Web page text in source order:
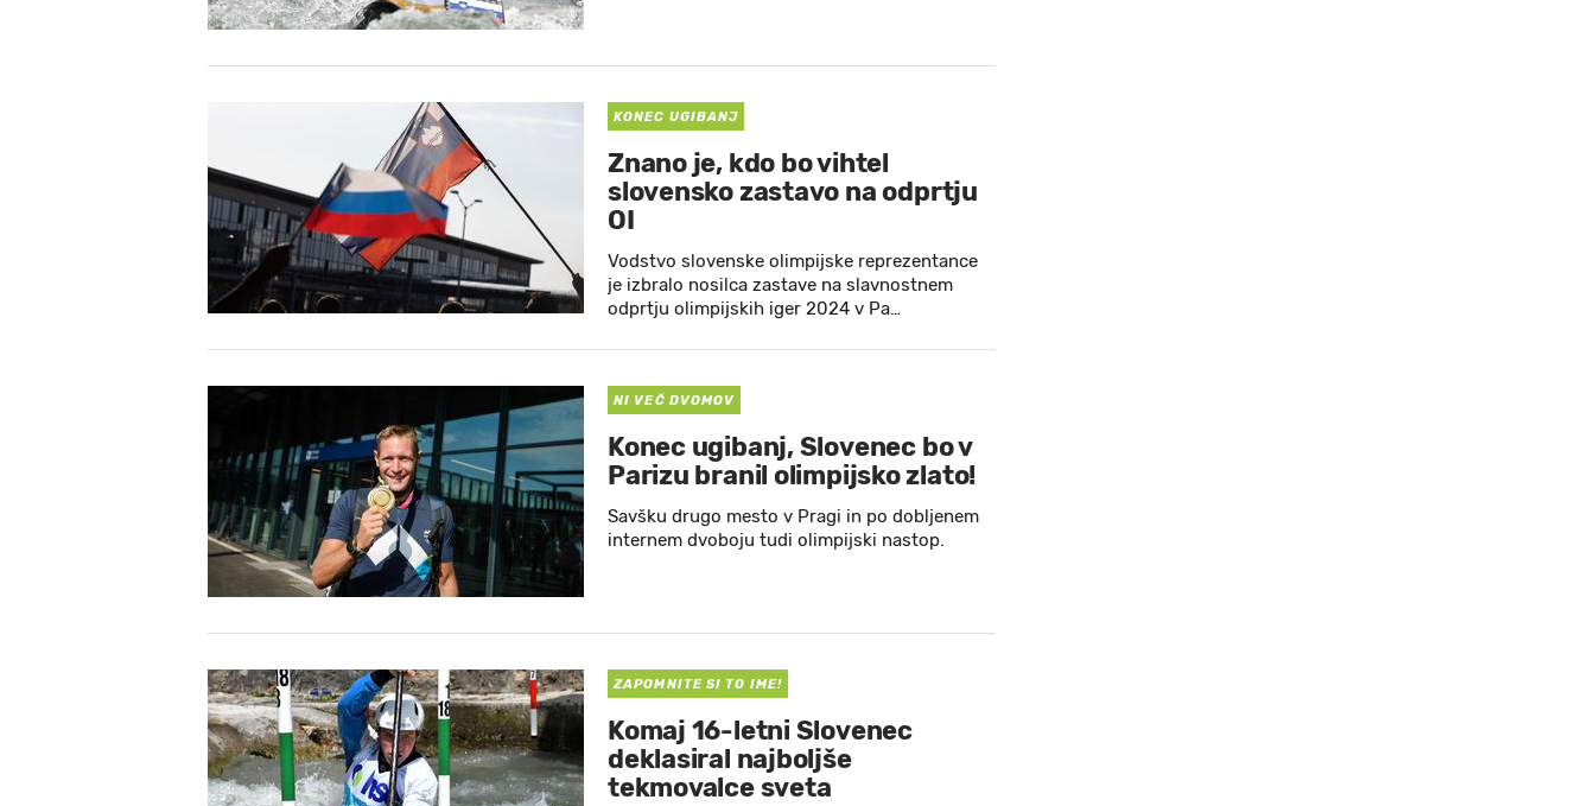
KONEC UGIBANJ
Znano je, kdo bo vihtel
slovensko zastavo na odprtju
OI
Vodstvo slovenske olimpijske reprezentance
je izbralo nosilca zastave na slavnostnem
odprtju olimpijskih iger 2024 v Pa…
NI VEČ DVOMOV
Konec ugibanj, Slovenec bo v
Parizu branil olimpijsko zlato!
Savšku drugo mesto v Pragi in po dobljenem
internem dvoboju tudi olimpijski nastop.
ZAPOMNITE SI TO IME!
Komaj 16-letni Slovenec
deklasiral najboljše
tekmovalce sveta